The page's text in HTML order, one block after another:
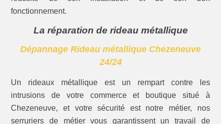
fonctionnement.
La réparation de rideau métallique
Dépannage Rideau métallique Chezeneuve
24/24
Un rideaux métallique est un rempart contre les
intrusions de votre commerce et boutique situé à
Chezeneuve, et votre sécurité est notre métier, nos
serruriers de métier vous garantissent un travail de